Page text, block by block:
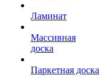
Ламинат
Массивная
доска
Паркетная доска